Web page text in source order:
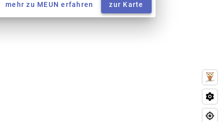
mehr zu MEUN erfahren zur Karte